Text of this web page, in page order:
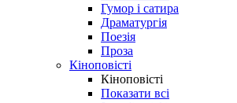
Гумор і сатира
Драматургія
Поезія
Проза
Кіноповісті
Кіноповісті
Показати всі